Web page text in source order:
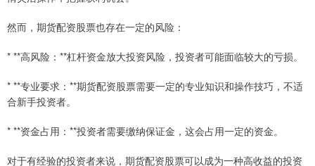
然而，期货配资股票也存在一定的风险：
* **高风险：**杠杆资金放大投资风险，投资者可能面临较大的亏损。
* **专业要求：**期货配资股票需要一定的专业知识和操作技巧，不适
合新手投资者。
* **资金占用：**投资者需要缴纳保证金，这会占用一定的资金。
对于有经验的投资者来说，期货配资股票可以成为一种高收益的投资